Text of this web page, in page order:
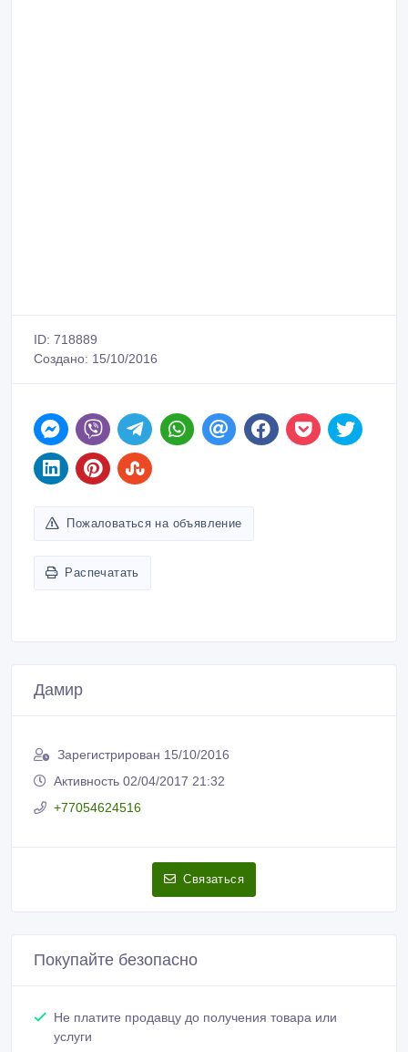
ID: 718889
Создано: 15/10/2016
Пожаловаться на объявление
Распечатать
Дамир
Зарегистрирован 15/10/2016
Активность 02/04/2017 21:32
+77054624516
Связаться
Покупайте безопасно
Не платите продавцу до получения товара или
услуги